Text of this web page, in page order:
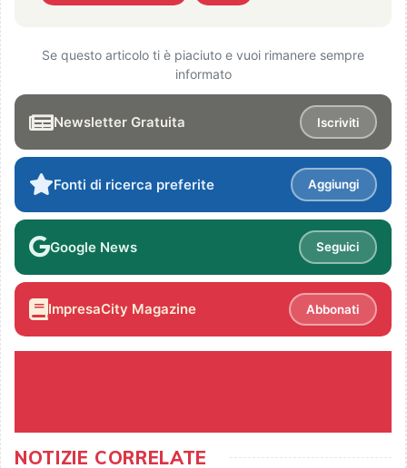
Se questo articolo ti è piaciuto e vuoi rimanere sempre
informato
Newsletter Gratuita Iscriviti
Fonti di ricerca preferite Aggiungi
Google News Seguici
ImpresaCity Magazine Abbonati
NOTIZIE CORRELATE